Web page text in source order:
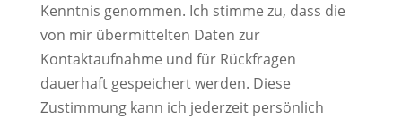
Kenntnis genommen. Ich stimme zu, dass die
von mir übermittelten Daten zur
Kontaktaufnahme und für Rückfragen
dauerhaft gespeichert werden. Diese
Zustimmung kann ich jederzeit persönlich